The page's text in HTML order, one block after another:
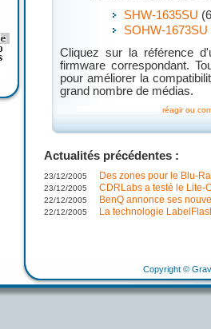
SHW-1635SU
SOHW-1673SU
Cliquez sur la référence
firmware correspondant.
pour améliorer la
grand nombre de médias.
réagir ou
Actualités précédentes :
23/12/2005 Des zones pour le Blu-
23/12/2005 CDRLabs a testé le Lite-
22/12/2005 BenQ annonce ses
22/12/2005 La technologie
Copyright ©